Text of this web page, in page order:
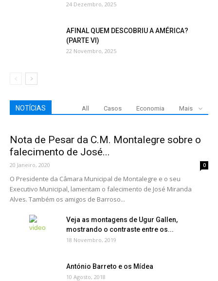
24 Dezembro, 2025
AFINAL QUEM DESCOBRIU A AMÉRICA?
(PARTE VI)
22 Novembro, 2025
NOTÍCIAS All Casos Economia Mais
Nota de Pesar da C.M. Montalegre sobre o
falecimento de José...
20 Janeiro, 2020 0
O Presidente da Câmara Municipal de Montalegre e o seu
Executivo Municipal, lamentam o falecimento de José Miranda
Alves. Também os amigos de Barroso...
Veja as montagens de Ugur Gallen,
mostrando o contraste entre os...
18 Novembro, 2019
António Barreto e os Mídea
10 Agosto, 2018